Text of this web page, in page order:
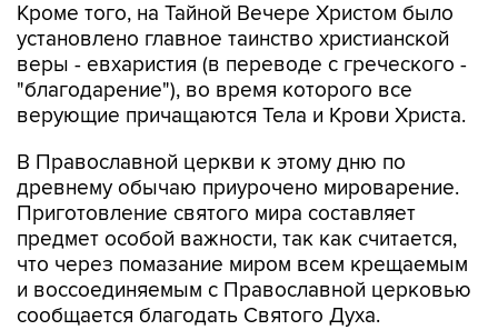
Кроме того, на Тайной Вечере Христом было
установлено главное таинство христианской
веры - евхаристия (в переводе с греческого -
"благодарение"), во время которого все
верующие причащаются Тела и Крови Христа.
В Православной церкви к этому дню по
древнему обычаю приурочено мироварение.
Приготовление святого мира составляет
предмет особой важности, так как считается,
что через помазание миром всем крещаемым
и воссоединяемым с Православной церковью
сообщается благодать Святого Духа.